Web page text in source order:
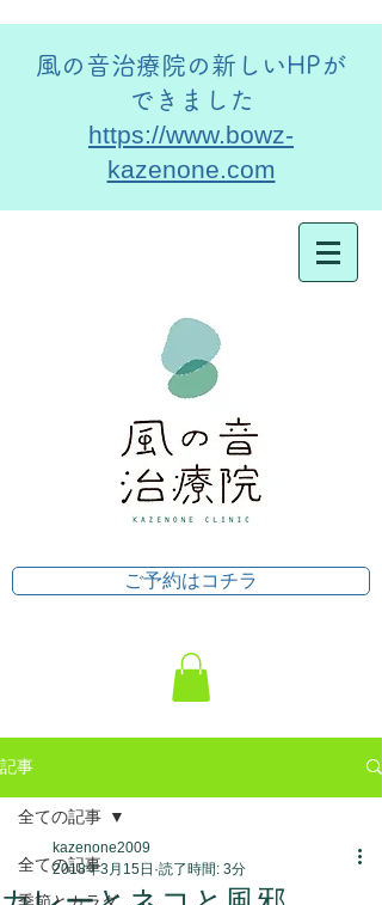
​風の音治療院の新しいHPが
できました
https://www.bowz-
kazenone.com
ご予約はコチラ
記事
全ての記事
季節とカラダ
全ての記事
kazenone2009
2018年3月15日 読了時間: 3分